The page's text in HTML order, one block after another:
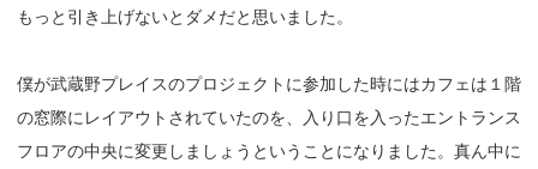
もっと引き上げないとダメだと思いました。
僕が武蔵野プレイスのプロジェクトに参加した時にはカフェは１階
の窓際にレイアウトされていたのを、入り口を入ったエントランス
フロアの中央に変更しましょうということになりました。真ん中に